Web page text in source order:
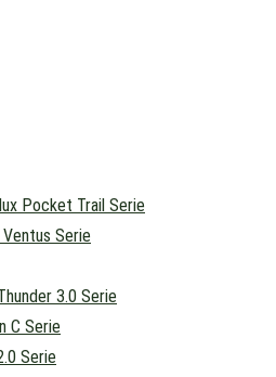
Pocket Trail Serie
Serie
3.0 Serie
C Serie
Serie